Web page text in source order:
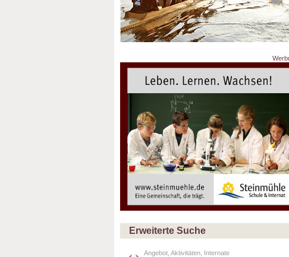
Erweiterte Suche
Angebot, Aktivitäten, Internate